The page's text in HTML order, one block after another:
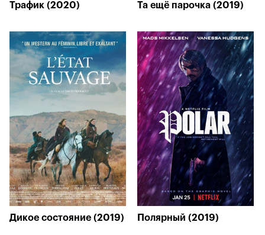
Трафик (2020) Та ещё парочка (2019)
Дикое состояние (2019) Полярный (2019)